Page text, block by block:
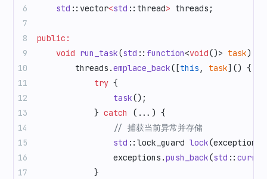
    std
::vector<std ::thread> threads;
public:
    void
run_task(std :: function<void()> task) {
        threads.
emplace_back([this , task]() {
            try
{
                task
();
            }
catch
(...) {
                // 捕获当前异常并存储
                std
::lock_guard lock
                exceptions.
push_back(std ::
            }